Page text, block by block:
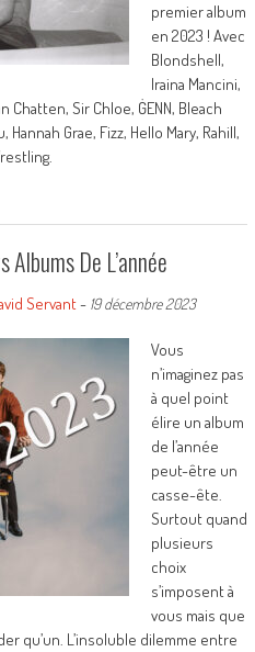
premier album
en 2023 ! Avec
Blondshell,
Iraina Mancini,
Chatten, Sir Chloe, ĠENN, Bleach
Hannah Grae, Fizz, Hello Mary, Rahill,
De L’année
Servant- 19 décembre 2023
Vous
n’imaginez pas
à quel point
élire un album
de l’année
peut-être un
casse-ête.
Surtout quand
plusieurs
choix
s’imposent à
vous mais que
qu’un. L’insoluble dilemme entre